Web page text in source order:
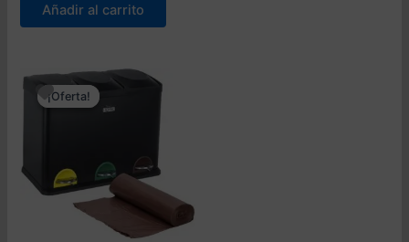
era:
es:
Añadir al carrito
¡Oferta!
¡Oferta!